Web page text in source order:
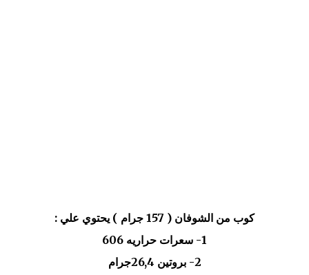
كوب من الشوفان ( 157 جرام ) يحتوي علي :
2- بروتين 26,4جرام